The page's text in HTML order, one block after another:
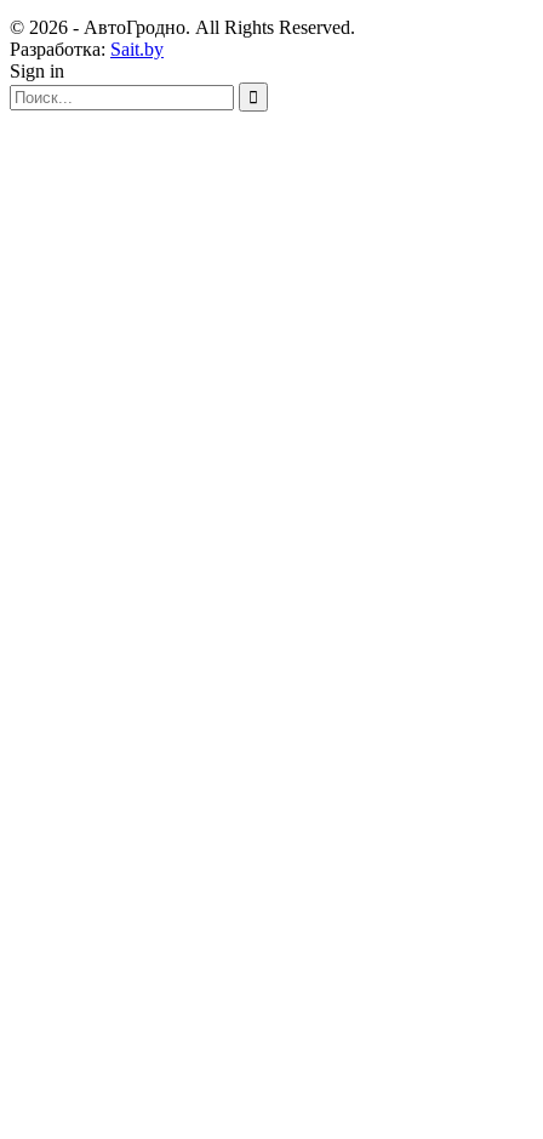
© 2026 - АвтоГродно. All Rights Reserved.
Разработка: Sait.by
Sign in